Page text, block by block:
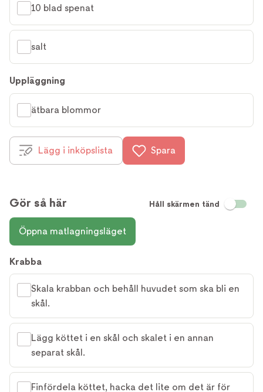
10 blad spenat
salt
Uppläggning
ätbara blommor
Lägg i inköpslista Spara
Gör så här Håll skärmen tänd
Öppna matlagningsläget
Krabba
Skala krabban och behåll huvudet som ska bli en
skål.
Lägg köttet i en skål och skalet i en annan
separat skål.
Finfördela köttet, hacka det lite om det är för